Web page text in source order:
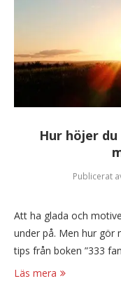
Hur höjer
Publicerat
Att ha glada och
under på. Men hur gör
tips från boken ”333
Läs mera